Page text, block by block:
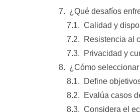
¿Qué desafíos
Calidad y
Resistencia al
Privacidad y
¿Cómo
Define
Evalúa casos
Considera el